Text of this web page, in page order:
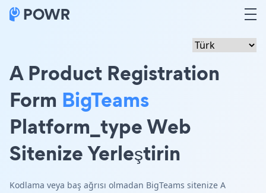
A Product Registration
Form BigTeams
Platform_type Web
Sitenize Yerleştirin
Kodlama veya baş ağrısı olmadan BigTeams sitenize A